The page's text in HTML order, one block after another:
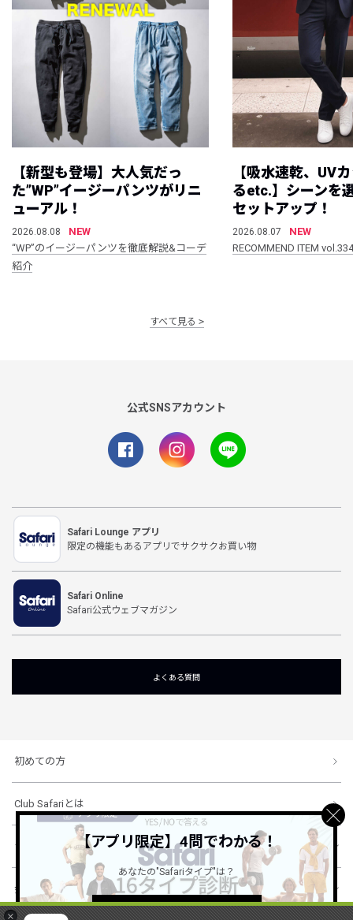
×
【新型も登場】大人気だっ
た”WP”イージーパンツがリニ
ューアル！
2026.08.08
NEW
“WP”のイージーパンツを徹底解説&コーデ
紹介
【吸水速乾、UV
るetc.】シーンを
セットアップ！
2026.08.07
NEW
RECOMMEND ITEM vol.334
すべて見る
公式SNSアカウント
Safari Lounge アプリ
限定の機能もあるアプリでサクサクお買い物
Safari Online
Safari公式ウェブマガジン
よくある質問
初めての方
Club Safariとは
ショッピングガイド
会社概要・規約
【アプリ限定】4問でわかる！
あなたの"Safariタイプ"は？
詳しくはこちら ＞